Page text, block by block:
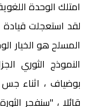
امتلك الوحدة
لقد استعجلت قيادة
المسلح هو الخيار
النموذج الثوري
بوضياف ، اثناء
قائلا ، "سنفجر